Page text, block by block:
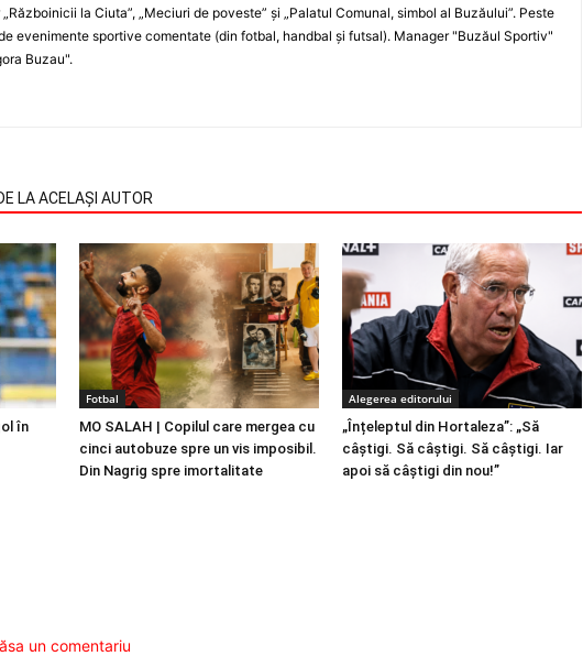
„Războinicii la Ciuta”, „Meciuri de poveste” şi „Palatul Comunal, simbol al Buzăului”. Peste
evenimente sportive comentate (din fotbal, handbal şi futsal). Manager "Buzăul Sportiv"
Buzau".
LA ACELAȘI AUTOR
în
Fotbal
MO SALAH | Copilul care mergea cu
cinci autobuze spre un vis imposibil.
Din Nagrig spre imortalitate
Alegerea editorului
„Înțeleptul din Hortaleza”: „Să
câștigi. Să câștigi. Să câștigi. Iar
apoi să câștigi din nou!”
un comentariu